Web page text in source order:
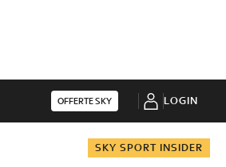
OFFERTE SKY LOGIN
SKY SPORT INSIDER